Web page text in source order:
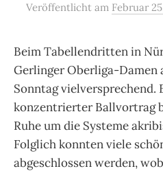
Veröffentlicht am Februar
Beim Tabellendritten in
Gerlinger Oberliga-Damen
Sonntag vielversprechend.
konzentrierter Ballvortrag
Ruhe um die Systeme
Folglich konnten viele
abgeschlossen werden,